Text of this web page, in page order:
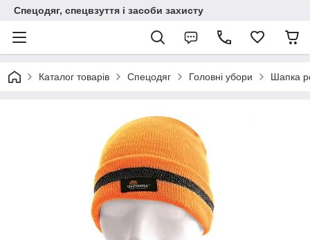
Спецодяг, спецвзуття і засоби захисту
Каталог товарів Спецодяг Головні убори Шапка